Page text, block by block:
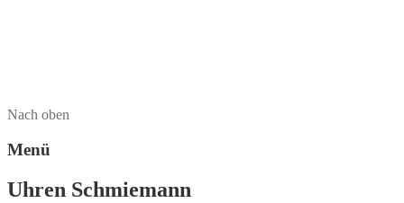
Nach oben
Menü
Uhren Schmiemann